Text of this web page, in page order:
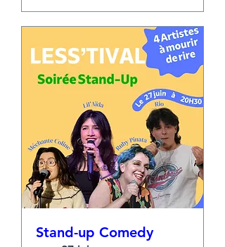
Stand-up Comedy